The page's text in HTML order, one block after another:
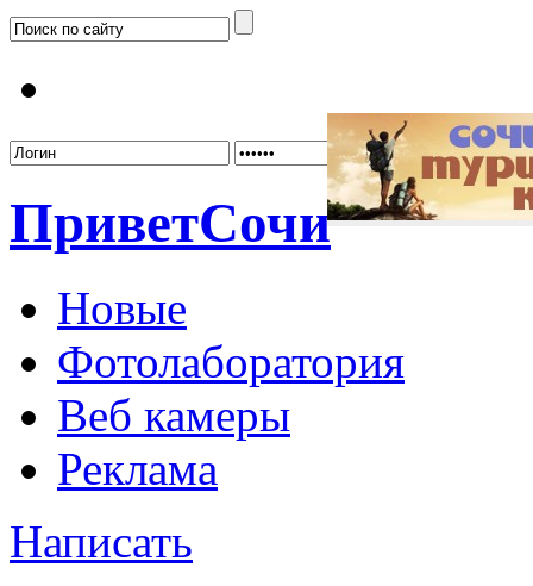
ПриветСочи
Новые
Фотолаборатория
Веб камеры
Реклама
Написать